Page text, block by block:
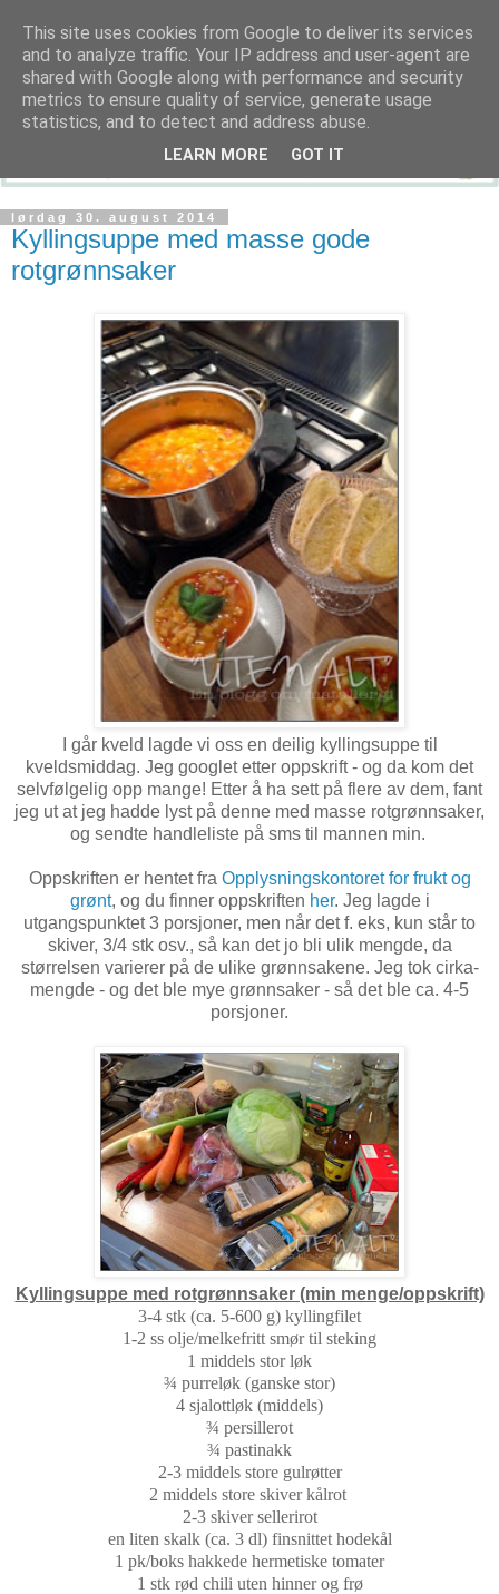
lørdag 30. august 2014
Kyllingsuppe med masse gode
rotgrønnsaker
I går kveld lagde vi oss en deilig kyllingsuppe til
kveldsmiddag. Jeg googlet etter oppskrift - og da kom det
selvfølgelig opp mange! Etter å ha sett på flere av dem, fant
jeg ut at jeg hadde lyst på denne med masse rotgrønnsaker,
og sendte handleliste på sms til mannen min.
Oppskriften er hentet fra Opplysningskontoret for frukt og
grønt, og du finner oppskriften her. Jeg lagde i
utgangspunktet 3 porsjoner, men når det f. eks, kun står to
skiver, 3/4 stk osv., så kan det jo bli ulik mengde, da
størrelsen varierer på de ulike grønnsakene. Jeg tok cirka-
mengde - og det ble mye grønnsaker - så det ble ca. 4-5
porsjoner.
Kyllingsuppe med rotgrønnsaker (min menge/oppskrift)
3-4 stk (ca. 5-600 g) kyllingfilet
1-2 ss olje/melkefritt smør til steking
1 middels stor løk
¾ purreløk (ganske stor)
4 sjalottløk (middels)
¾ persillerot
¾ pastinakk
2-3 middels store gulrøtter
2 middels store skiver kålrot
2-3 skiver sellerirot
en liten skalk (ca. 3 dl) finsnittet hodekål
1 pk/boks hakkede hermetiske tomater
1 stk rød chili uten hinner og frø
This site uses cookies from Google to deliver its services
and to analyze traffic. Your IP address and user-agent are
shared with Google along with performance and security
metrics to ensure quality of service, generate usage
statistics, and to detect and address abuse.
LEARN MORE GOT IT